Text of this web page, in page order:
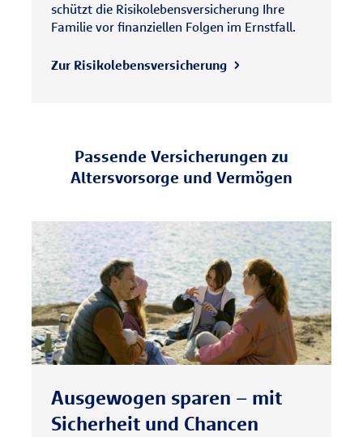
schützt die Risikolebensversicherung Ihre
Familie vor finanziellen Folgen im Ernstfall.
Zur Risikolebensversicherung
Passende Versicherungen zu
Altersvorsorge und Vermögen
Ausgewogen sparen – mit
Sicherheit und Chancen